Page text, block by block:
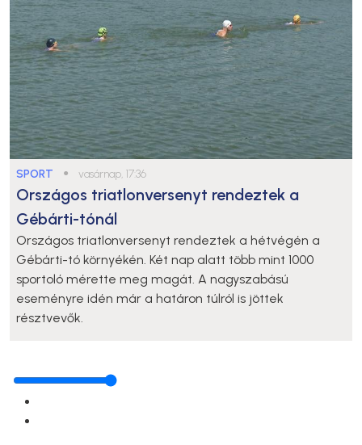
SPORT ● vasárnap, 17:36
Országos triatlonversenyt rendeztek a
Gébárti-tónál
Országos triatlonversenyt rendeztek a hétvégén a
Gébárti-tó környékén. Két nap alatt több mint 1000
sportoló mérette meg magát. A nagyszabású
eseményre idén már a határon túlról is jöttek
résztvevők.